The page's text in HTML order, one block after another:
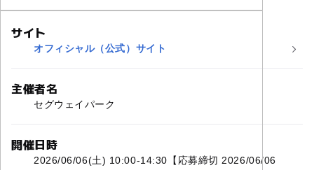
サイト
オフィシャル（公式）サイト
主催者名
セグウェイパーク
開催日時
2026/06/06(土) 10:00-14:30【応募締切 2026/06/06